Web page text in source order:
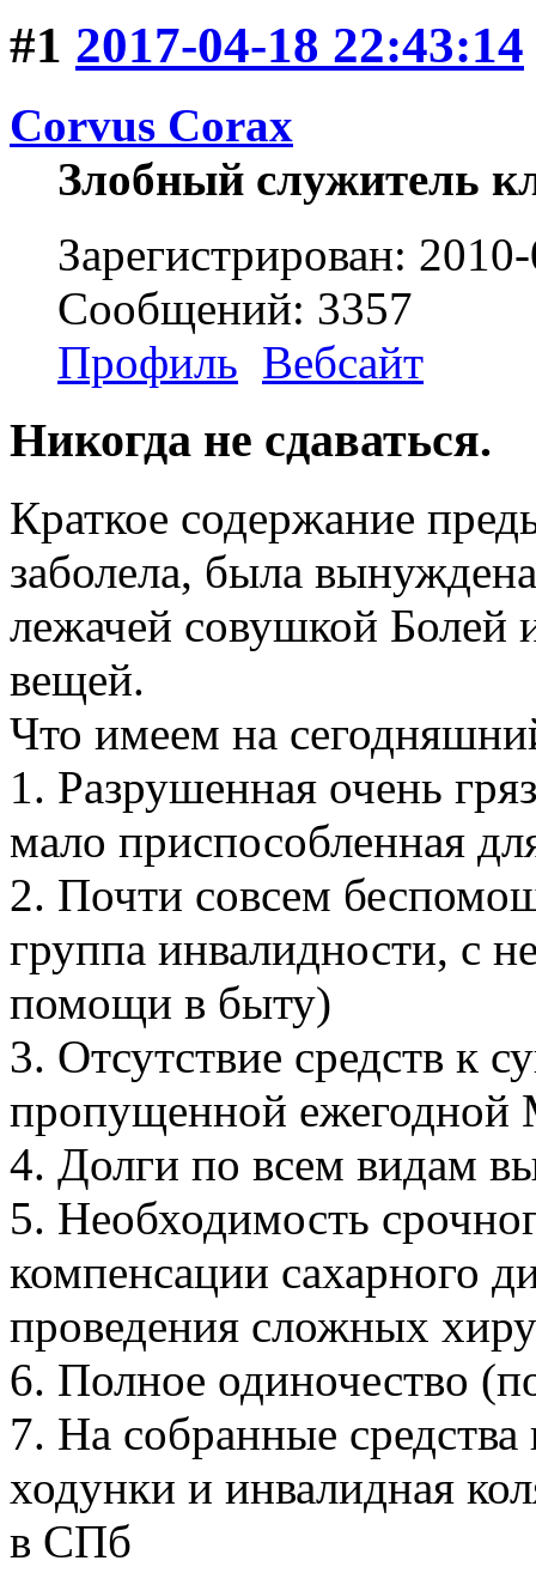
#1 2017-04-18 22:43:14
Corvus Corax
Злобный служитель
Зарегистрирован:
Сообщений: 3357
Профиль Вебсайт
Никогда не сдаваться.
Краткое содержание
заболела, была
лежачей совушкой Болей
вещей.
Что имеем на
1. Разрушенная очень
мало приспособленная
2. Почти совсем
группа инвалидности, с
помощи в быту)
3. Отсутствие средств к
пропущенной
4. Долги по всем видам
5. Необходимость
компенсации сахарного
проведения сложных
6. Полное одиночество
7. На собранные
ходунки и инвалидная
в СПб